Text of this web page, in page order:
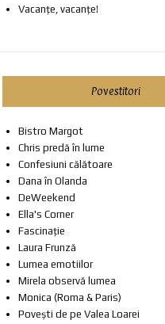
Vacanțe, vacanțe!
Povestitori
Bistro Margot
Chris predă în lume
Confesiuni călătoare
Dana în Olanda
DeWeekend
Ella's Corner
Fascinație
Laura Frunză
Lumea emotiilor
Mirela observă lumea
Monica (Roma & Paris)
Povești de pe Valea Loarei